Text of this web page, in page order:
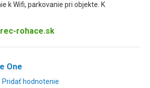
k Wifi, parkovanie pri objekte. K
rohace.sk
One
Pridať hodnotenie